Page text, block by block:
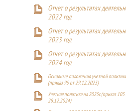
Отчет о результатах
2022 год
Отчет о результатах
2023 год
Отчет о результатах
2024 год
Основные положения учетной
(приказ 95 от 29.12.2023)
Учетная политика на 2025г. (приказ 105
28.12.2024)